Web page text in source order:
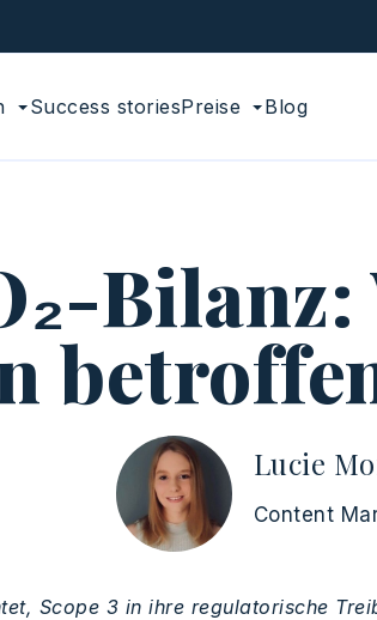
Success storiesPreise Blog
Bilanz:
Lucie
Content
Scope 3 in ihre regulatorische